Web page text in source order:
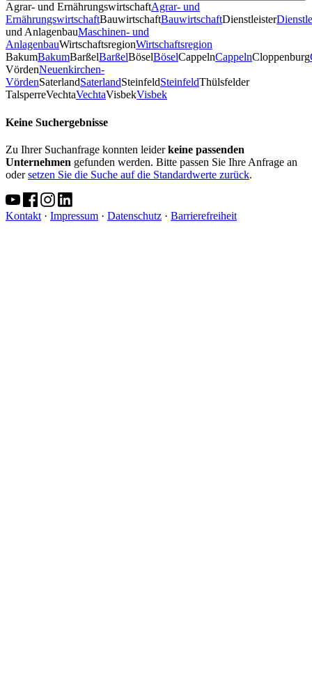
Agrar- und ErnährungswirtschaftAgrar- und
ErnährungswirtschaftBauwirtschaftBauwirtschaftDienstleister
und AnlagenbauMaschinen- und
AnlagenbauWirtschaftsregionWirtschaftsregion
BakumBakumBarßelBarßelBöselBöselCappelnCappelnCloppenburg
VördenNeuenkirchen-
VördenSaterlandSaterlandSteinfeldSteinfeldThülsfelder
TalsperreVechtaVechtaVisbekVisbek
Keine Suchergebnisse
Zu Ihrer Suchanfrage konnten leiderkeine passenden
Unternehmen gefunden werden. Bitte passen Sie Ihre Anfrage an
odersetzen Sie die Suche auf die Standardwerte zurück.
Kontakt · Impressum · Datenschutz · Barrierefreiheit